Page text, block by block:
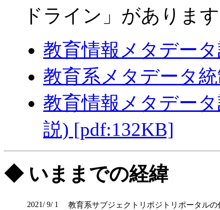
ドライン」がありま
教育情報メタデー
教育系メタデータ
教育情報メタデー
説) [pdf:132KB]
◆ いままでの経緯
2021/ 9/ 1
教育系サブジェクトリポジトリポータル